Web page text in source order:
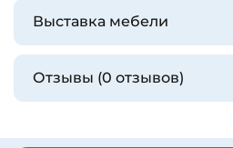
Выставка мебели
Отзывы (0 отзывов)